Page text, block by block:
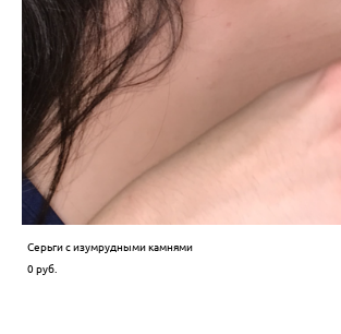
Серьги с изумрудными камнями
0 pуб.